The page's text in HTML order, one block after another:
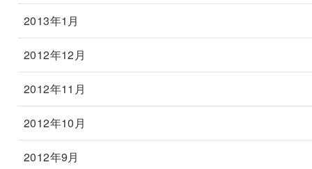
2013年1月
2012年12月
2012年11月
2012年10月
2012年9月